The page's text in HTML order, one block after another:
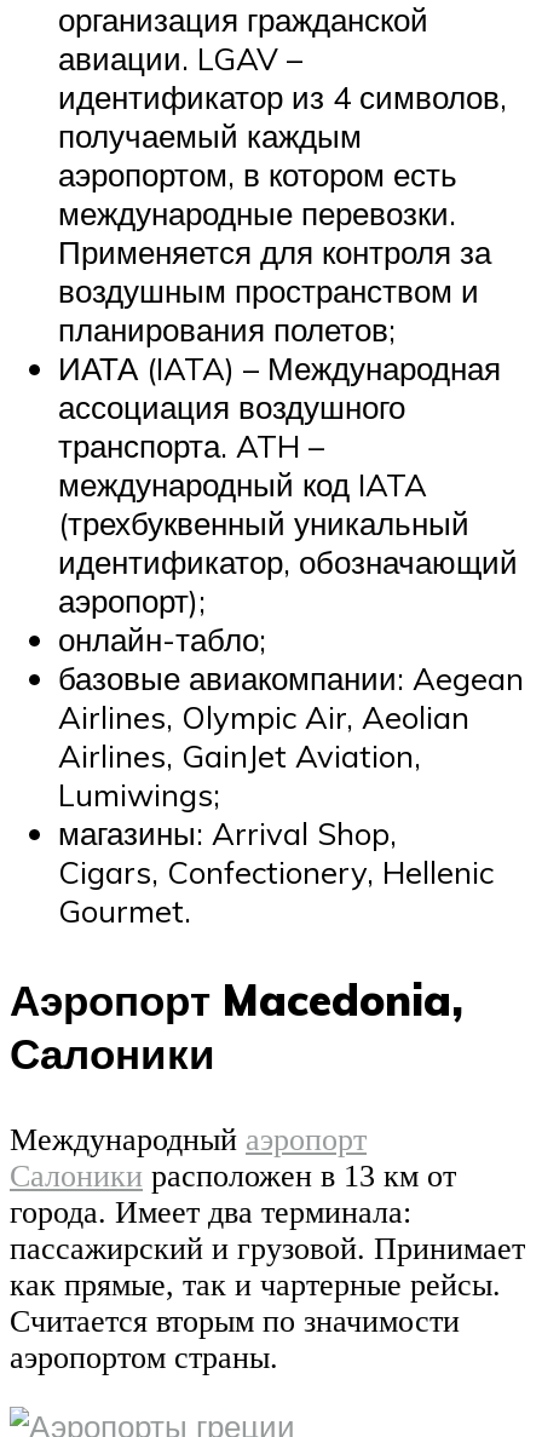
организация гражданской
авиации. LGAV –
идентификатор из 4 символов,
получаемый каждым
аэропортом, в котором есть
международные перевозки.
Применяется для контроля за
воздушным пространством и
планирования полетов;
ИАТА (IATA) – Международная
ассоциация воздушного
транспорта. ATH –
международный код IATA
(трехбуквенный уникальный
идентификатор, обозначающий
аэропорт);
онлайн-табло;
базовые авиакомпании: Aegean
Airlines, Olympic Air, Aeolian
Airlines, GainJet Aviation,
Lumiwings;
магазины: Arrival Shop,
Cigars, Confectionery, Hellenic
Gourmet.
Аэропорт Macedonia,
Салоники
Международный аэропорт
Салоники расположен в 13 км от
города. Имеет два терминала:
пассажирский и грузовой. Принимает
как прямые, так и чартерные рейсы.
Считается вторым по значимости
аэропортом страны.